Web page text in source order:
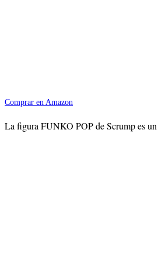
Comprar en Amazon
La figura FUNKO POP de Scrump es